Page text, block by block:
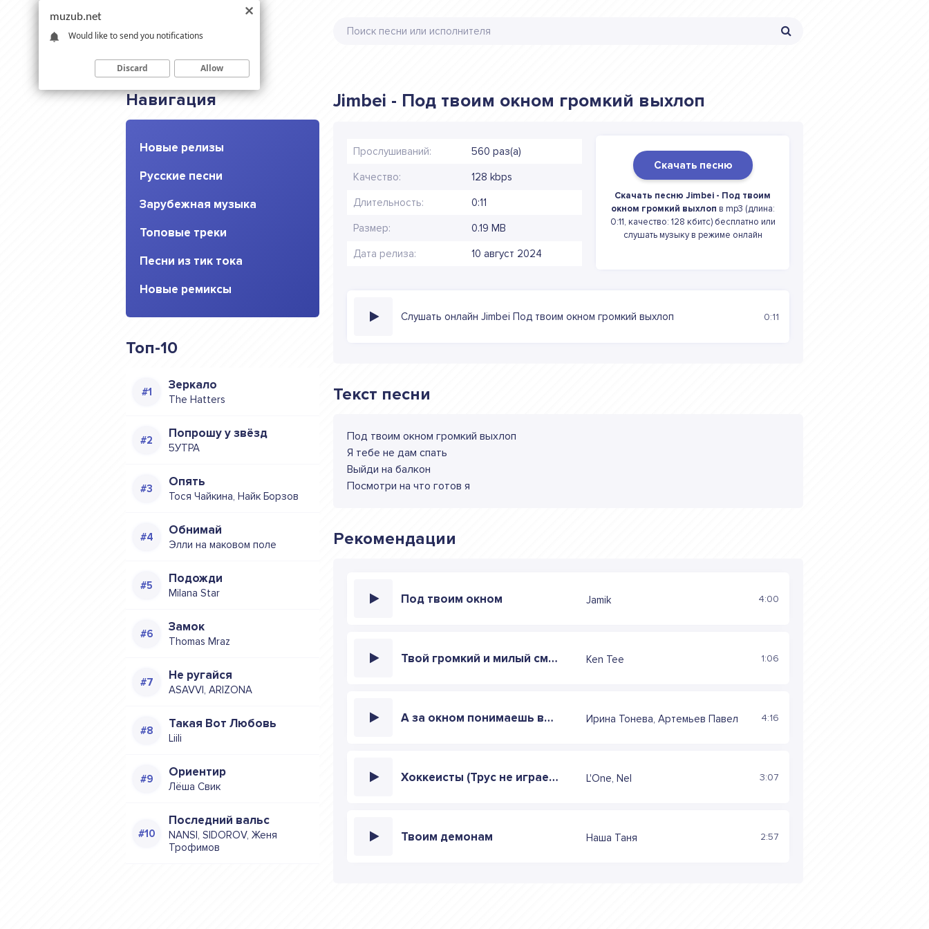
Навигация
Новые релизы
Русские песни
Зарубежная музыка
Топовые треки
Песни из тик тока
Новые ремиксы
Топ-10
Зеркало
The Hatters
Попрошу у звёзд
5УТРА
Опять
Тося Чайкина, Найк Борзов
Обнимай
Элли на маковом поле
Подожди
Milana Star
Замок
Thomas Mraz
Не ругайся
ASAVVI, ARIZONA
Такая Вот Любовь
Liili
Ориентир
Лёша Свик
Последний вальс
NANSI, SIDOROV, Женя
Трофимов
Jimbei - Под твоим окном громкий выхлоп
Прослушиваний: 560 раз(а)
Качество: 128 kbps
Длительность: 0:11
Размер: 0.19 MB
Дата релиза: 10 август 2024
Скачать песню
Скачать песню Jimbei - Под твоим
окном громкий выхлоп в mp3 (длина:
0:11, качество: 128 кбитс) бесплатно или
слушать музыку в режиме онлайн
Слушать онлайн Jimbei Под твоим окном громкий выхлоп 0:11
Текст песни
Под твоим окном громкий выхлоп
Я тебе не дам спать
Выйди на балкон
Посмотри на что готов я
Рекомендации
Под твоим окном Jamik 4:00
Твой громкий и милый смех Ken Tee 1:06
А за окном понимаешь весна за окном Ирина Тонева, Артемьев Павел 4:16
Хоккеисты (Трус не играет в хоккей) L'One, Nel 3:07
Твоим демонам Наша Таня 2:57
muzub.net
Would like to send you notifications
Discard Allow